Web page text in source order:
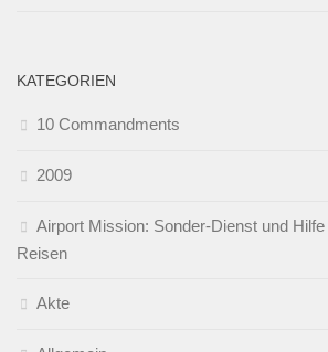
KATEGORIEN
10 Commandments
2009
Airport Mission: Sonder-Dienst und
Reisen
Akte